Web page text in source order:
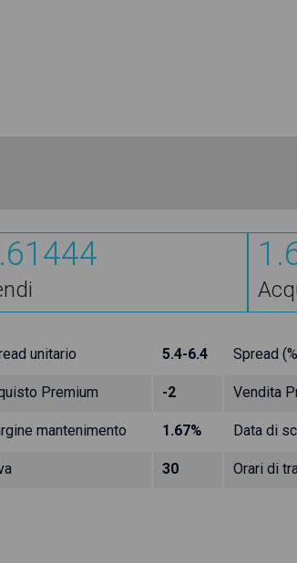
unitario 5.4-6.4 Spread
Premium -2 Vendita
mantenimento 1.67% Data di
30 Orari di